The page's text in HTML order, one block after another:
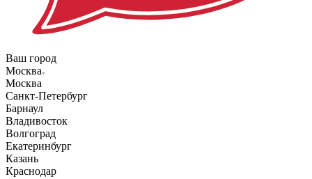
Ваш город
Москва
Москва
Санкт-Петербург
Барнаул
Владивосток
Волгоград
Екатеринбург
Казань
Краснодар